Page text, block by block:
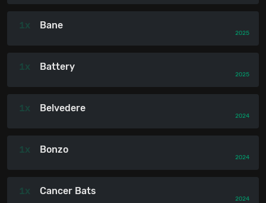
1x Bane
2025
1x Battery
2025
1x Belvedere
2024
1x Bonzo
2024
1x Cancer Bats
2024